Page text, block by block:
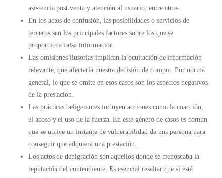
asistencia post venta y atención al usuario, entre otros.
En los actos de confusión, las posibilidades o servicios de
terceros son los principales factores sobre los que se
proporciona falsa información.
Las omisiones ilusorias implican la ocultación de información
relevante, que afectaría nuestra decisión de compra. Por norma
general, lo que se omite en esos casos son los aspectos negativos
de la prestación.
Las prácticas beligerantes incluyen acciones como la coacción,
el acoso y el uso de la fuerza. En este género de casos es común
que se utilice un instante de vulnerabilidad de una persona para
conseguir que adquiera una prestación.
Los actos de denigración son aquellos donde se menoscaba la
reputación del contendiente. Es esencial resaltar que sí está